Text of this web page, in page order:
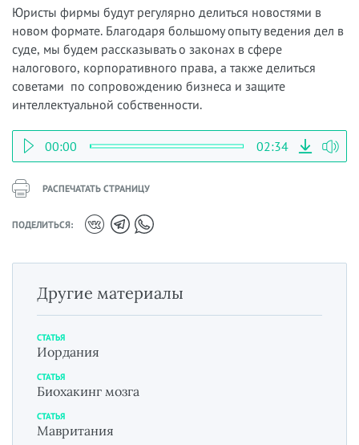
Юристы фирмы будут регулярно делиться новостями в
новом формате. Благодаря большому опыту ведения дел в
суде, мы будем рассказывать о законах в сфере
налогового, корпоративного права, а также делиться
советами по сопровождению бизнеса и защите
интеллектуальной собственности.
00:00 02:34
РАСПЕЧАТАТЬ СТРАНИЦУ
ПОДЕЛИТЬСЯ:
Другие материалы
СТАТЬЯ
Иордания
СТАТЬЯ
Биохакинг мозга
СТАТЬЯ
Мавритания